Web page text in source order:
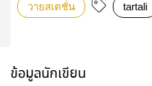
วายสเตชั่น tartali
ข้อมูลนักเขียน